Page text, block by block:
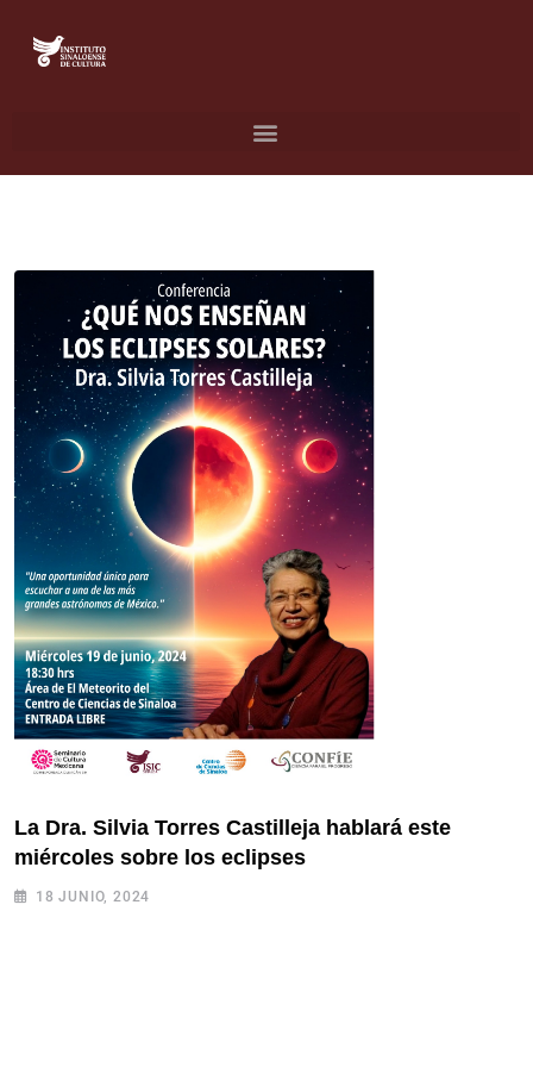
La Dra. Silvia Torres Castilleja hablará este
miércoles sobre los eclipses
18 JUNIO, 2024